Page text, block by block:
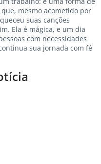
mesmo acometido por
suas canções
Ela é mágica, e um dia
com necessidades
sua jornada com fé